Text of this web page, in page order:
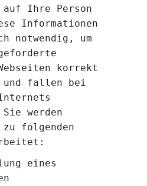
auf Ihre Person
Informationen
notwendig, um
korrekt
und fallen bei
werden
zu folgenden
eines